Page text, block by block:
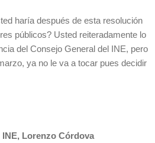
haría después de esta resolución
públicos? Usted reiteradamente lo
del Consejo General del INE, pero
ya no le va a tocar pues decidir
Lorenzo Córdova